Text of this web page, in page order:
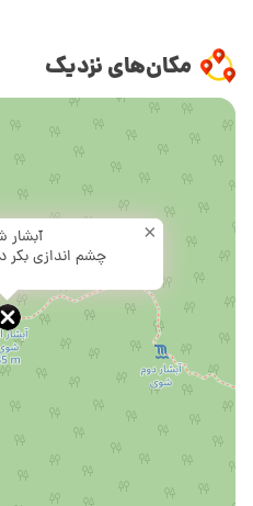
مکان‌های نزدیک
چشم اندازی
×